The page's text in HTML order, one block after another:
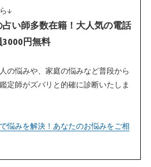
↓
い師多数在籍！大人気の電話
円無料
の悩みや、家庭の悩みなど普段から
定師がズバリと的確に診断いたしま
悩みを解決！あなたのお悩みをご相